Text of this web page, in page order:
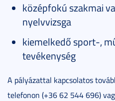
középfokú szakmai
nyelvvizsga
kiemelkedő sport-,
tevékenység
A pályázattal kapcsolatos
telefonon (+36 62 544 696)